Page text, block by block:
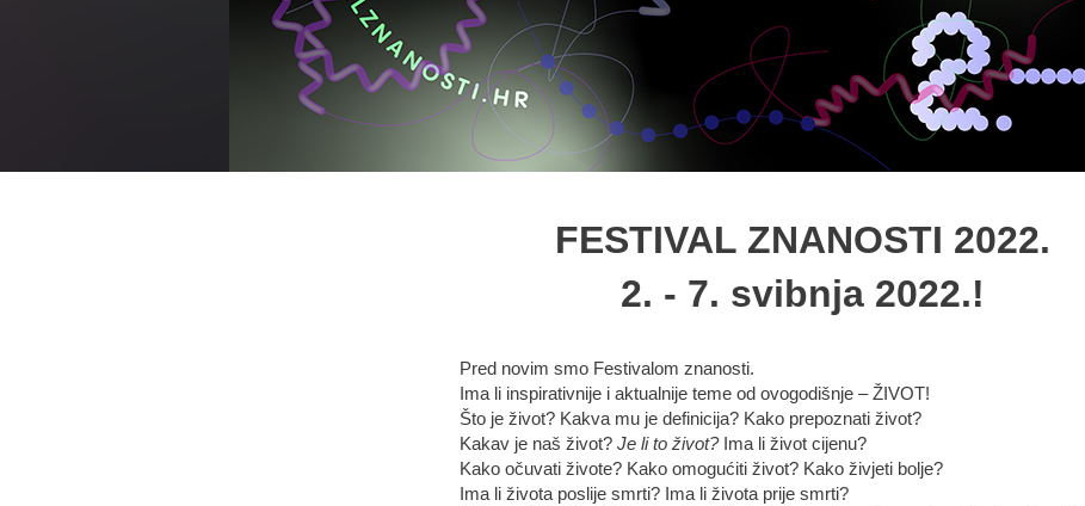
FESTIVAL ZNANOSTI 2022.
2. - 7. svibnja 2022.!
Pred novim smo Festivalom znanosti.
Ima li inspirativnije i aktualnije teme od ovogodišnje – ŽIVOT!
Što je život? Kakva mu je definicija? Kako prepoznati život?
Kakav je naš život? Je li to život?Ima li život cijenu?
Kako očuvati živote? Kako omogućiti život? Kako živjeti bolje?
Ima li života poslije smrti? Ima li života prije smrti?